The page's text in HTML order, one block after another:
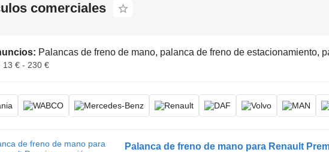
comerciales
Palancas de freno de mano, palanca de freno de estacionamiento,
13 € - 230 €
Palanca de freno de mano para Renault